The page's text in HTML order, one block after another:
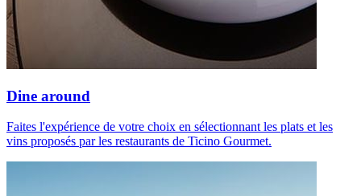
Dine around
Faites l'expérience de votre choix en sélectionnant les plats et les
vins proposés par les restaurants de Ticino Gourmet.